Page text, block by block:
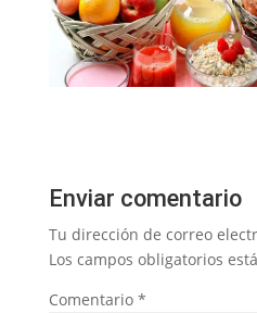
Enviar comentario
Tu dirección de correo
Los campos obligatorios
Comentario *